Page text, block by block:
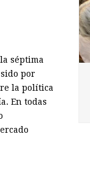
séptima
por
la política
En todas